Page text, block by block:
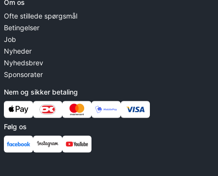
Om os
Ofte stillede spørgsmål
Betingelser
Job
Nyheder
Nyhedsbrev
Sponsorater
Nem og sikker betaling
Følg os